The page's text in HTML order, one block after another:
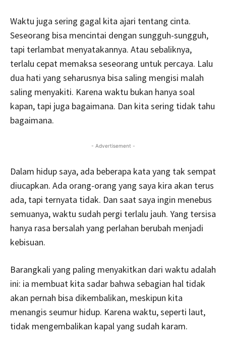
Waktu juga sering gagal kita ajari tentang cinta.
Seseorang bisa mencintai dengan sungguh-sungguh,
tapi terlambat menyatakannya. Atau sebaliknya,
terlalu cepat memaksa seseorang untuk percaya. Lalu
dua hati yang seharusnya bisa saling mengisi malah
saling menyakiti. Karena waktu bukan hanya soal
kapan, tapi juga bagaimana. Dan kita sering tidak tahu
bagaimana.
- Advertisement -
Dalam hidup saya, ada beberapa kata yang tak sempat
diucapkan. Ada orang-orang yang saya kira akan terus
ada, tapi ternyata tidak. Dan saat saya ingin menebus
semuanya, waktu sudah pergi terlalu jauh. Yang tersisa
hanya rasa bersalah yang perlahan berubah menjadi
kebisuan.
Barangkali yang paling menyakitkan dari waktu adalah
ini: ia membuat kita sadar bahwa sebagian hal tidak
akan pernah bisa dikembalikan, meskipun kita
menangis seumur hidup. Karena waktu, seperti laut,
tidak mengembalikan kapal yang sudah karam.